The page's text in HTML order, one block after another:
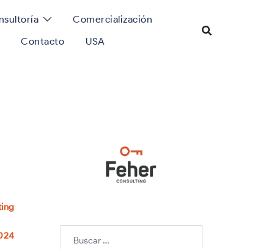
Comercialización
Contacto USA